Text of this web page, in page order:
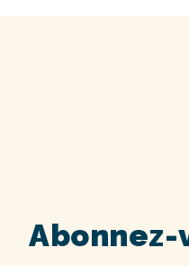
Abonnez-